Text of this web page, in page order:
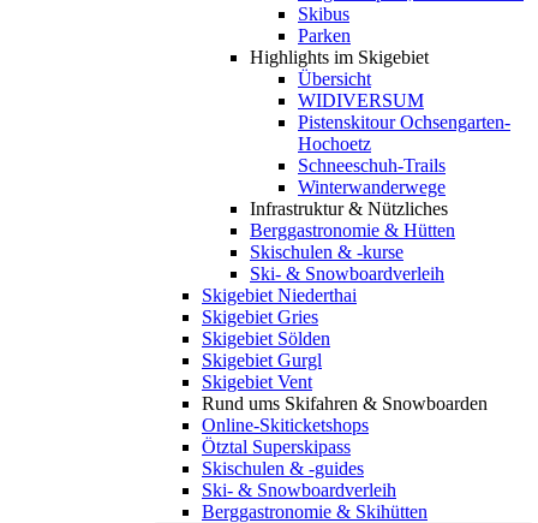
Skibus
Parken
Highlights im Skigebiet
Übersicht
WIDIVERSUM
Pistenskitour Ochsengarten-
Hochoetz
Schneeschuh-Trails
Winterwanderwege
Infrastruktur & Nützliches
Berggastronomie & Hütten
Skischulen & -kurse
Ski- & Snowboardverleih
Skigebiet Niederthai
Skigebiet Gries
Skigebiet Sölden
Skigebiet Gurgl
Skigebiet Vent
Rund ums Skifahren & Snowboarden
Online-Skiticketshops
Ötztal Superskipass
Skischulen & -guides
Ski- & Snowboardverleih
Berggastronomie & Skihütten